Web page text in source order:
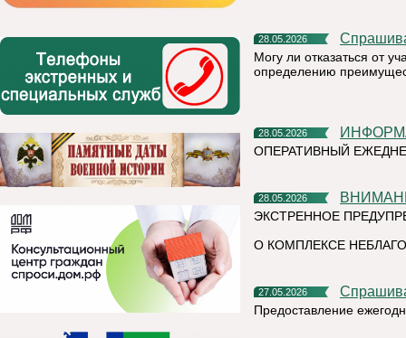
28.05.2026
Могу ли отказаться от
определению
28.05.2026
ОПЕРАТИВНЫЙ
28.05.2026
ЭКСТРЕННОЕ
О КОМПЛЕКСЕ
27.05.2026
Предоставление